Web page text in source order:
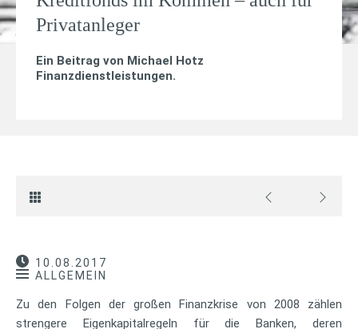
Privatanleger
Ein Beitrag von Michael Hotz
Finanzdienstleistungen.
10.08.2017
ALLGEMEIN
Zu den Folgen der großen Finanzkrise von 2008 zählen
strengere Eigenkapitalregeln für die Banken, deren